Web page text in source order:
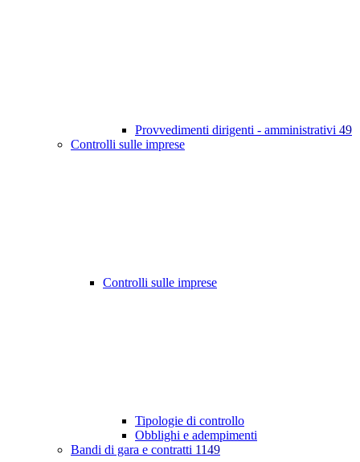
Provvedimenti dirigenti - amministrativi 49
Controlli sulle imprese
Controlli sulle imprese
Tipologie di controllo
Obblighi e adempimenti
Bandi di gara e contratti 1149